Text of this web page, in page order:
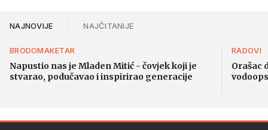
NAJNOVIJE NAJČITANIJE
BRODOMAKETAR
Napustio nas je Mladen Mitić - čovjek koji je
stvarao, podučavao i inspirirao generacije
RADOVI
Orašac